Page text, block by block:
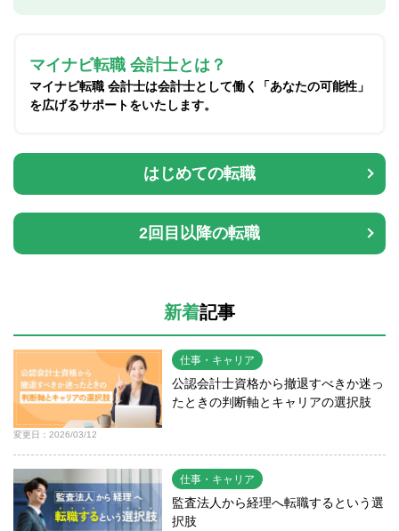
マイナビ転職 会計士とは？
マイナビ転職 会計士は会計士として働く「あなたの可能性」
を広げるサポートをいたします。
はじめての転職
2回目以降の転職
新着記事
変更日：2026/03/12
仕事・キャリア
公認会計士資格から撤退すべきか迷っ
たときの判断軸とキャリアの選択肢
仕事・キャリア
監査法人から経理へ転職するという選
択肢